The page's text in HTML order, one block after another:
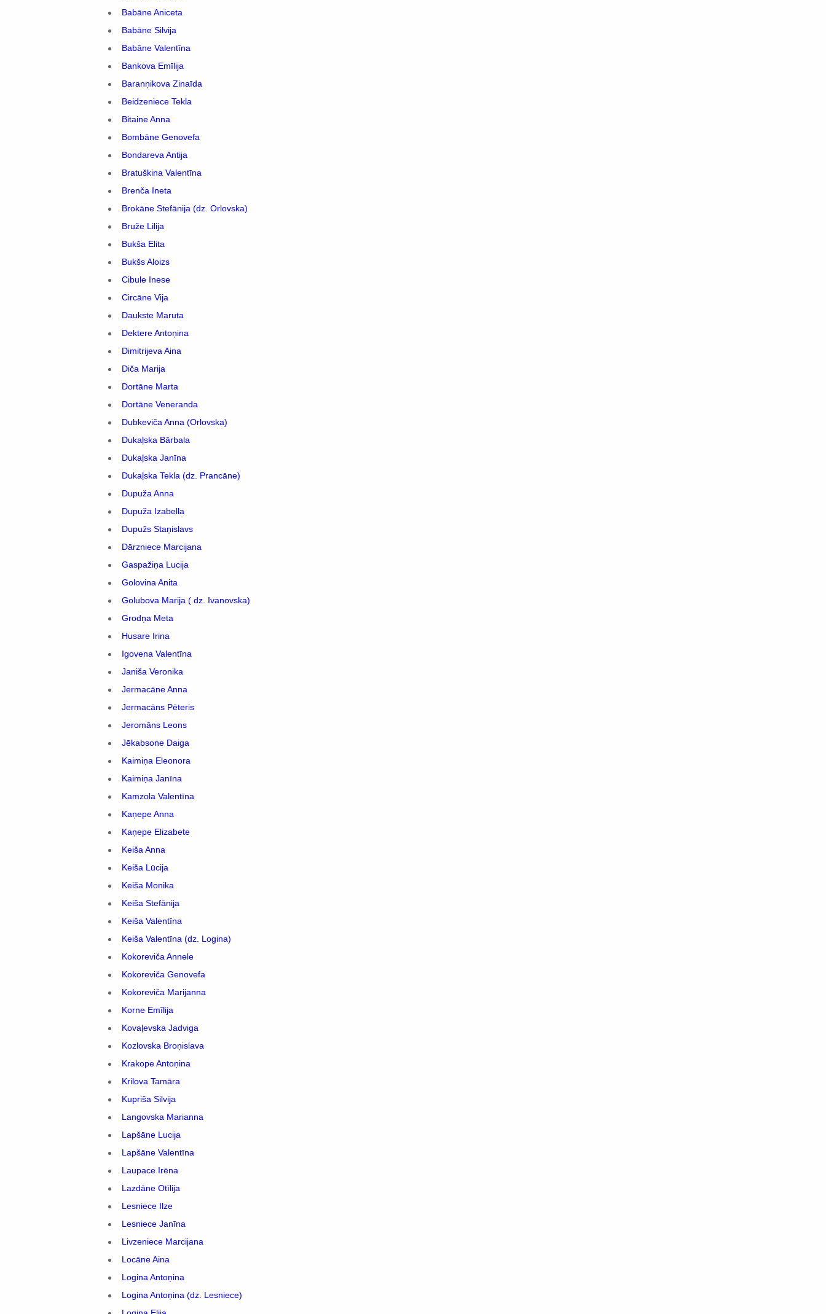
Babāne Aniceta
Babāne Silvija
Babāne Valentīna
Bankova Emīlija
Baranņikova Zinaīda
Beidzeniece Tekla
Bitaine Anna
Bombāne Genovefa
Bondareva Antija
Bratuškina Valentīna
Brenča Ineta
Brokāne Stefānija (dz. Orlovska)
Bruže Lilija
Bukša Elita
Bukšs Aloizs
Cibule Inese
Circāne Vija
Daukste Maruta
Dektere Antoņina
Dimitrijeva Aina
Diča Marija
Dortāne Marta
Dortāne Veneranda
Dubkeviča Anna (Orlovska)
Dukaļska Bārbala
Dukaļska Janīna
Dukaļska Tekla (dz. Prancāne)
Dupuža Anna
Dupuža Izabella
Dupužs Staņislavs
Dārzniece Marcijana
Gaspažiņa Lucija
Golovina Anita
Golubova Marija ( dz. Ivanovska)
Grodņa Meta
Husare Irina
Igovena Valentīna
Janiša Veronika
Jermacāne Anna
Jermacāns Pēteris
Jeromāns Leons
Jēkabsone Daiga
Kaimiņa Eleonora
Kaimiņa Janīna
Kamzola Valentīna
Kaņepe Anna
Kaņepe Elizabete
Keiša Anna
Keiša Lūcija
Keiša Monika
Keiša Stefānija
Keiša Valentīna
Keiša Valentīna (dz. Logina)
Kokoreviča Annele
Kokoreviča Genovefa
Kokoreviča Marijanna
Korne Emīlija
Kovaļevska Jadviga
Kozlovska Broņislava
Krakope Antoņina
Krilova Tamāra
Kupriša Silvija
Langovska Marianna
Lapšāne Lucija
Lapšāne Valentīna
Laupace Irēna
Lazdāne Otīlija
Lesniece Ilze
Lesniece Janīna
Livzeniece Marcijana
Locāne Aina
Logina Antoņina
Logina Antoņina (dz. Lesniece)